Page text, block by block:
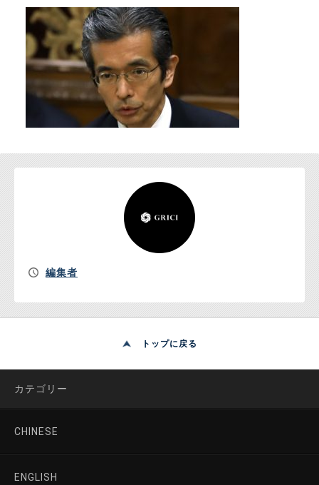
編集者
トップに戻る
カテゴリー
CHINESE
ENGLISH